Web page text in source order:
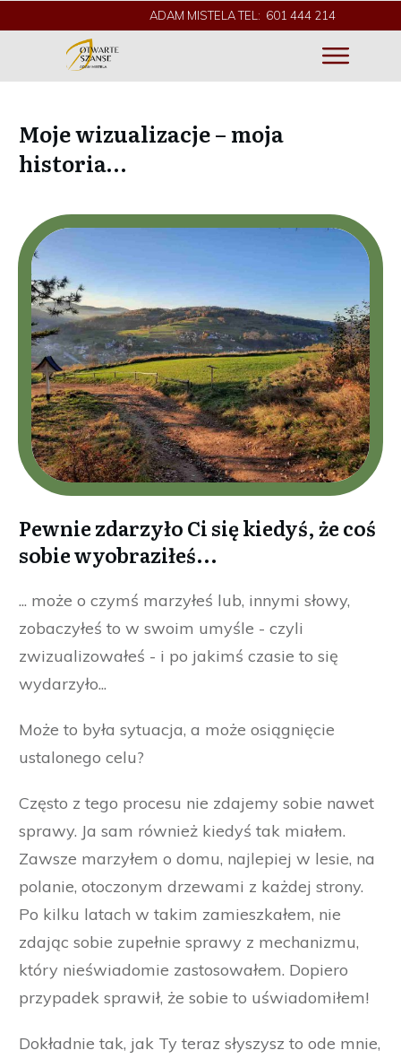
ADAM MISTELA TEL: 601 444 214
Moje wizualizacje – moja
historia…
Pewnie zdarzyło Ci się kiedyś, że coś
sobie wyobraziłeś...
... może o czymś marzyłeś lub, innymi słowy,
zobaczyłeś to w swoim umyśle - czyli
zwizualizowałeś - i po jakimś czasie to się
wydarzyło...
Może to była sytuacja, a może osiągnięcie
ustalonego celu?
Często z tego procesu nie zdajemy sobie nawet
sprawy. Ja sam również kiedyś tak miałem.
Zawsze marzyłem o domu, najlepiej w lesie, na
polanie, otoczonym drzewami z każdej strony.
Po kilku latach w takim zamieszkałem, nie
zdając sobie zupełnie sprawy z mechanizmu,
który nieświadomie zastosowałem. Dopiero
przypadek sprawił, że sobie to uświadomiłem!
Dokładnie tak, jak Ty teraz słyszysz to ode mnie,